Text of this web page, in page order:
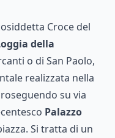
Croce del
della
o di San Paolo,
realizzata nella
su via
Palazzo
Si tratta di un